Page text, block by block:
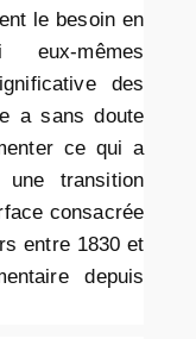
le besoin en
mêmes
des
a sans doute
ce qui a
transition
consacrée
entre 1830 et
depuis